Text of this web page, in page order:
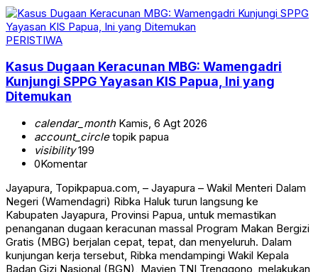
PERISTIWA
Kasus Dugaan Keracunan MBG: Wamengadri
Kunjungi SPPG Yayasan KIS Papua, Ini yang
Ditemukan
calendar_monthKamis, 6 Agt 2026
account_circletopik papua
visibility199
0Komentar
Jayapura, Topikpapua.com, – Jayapura – Wakil Menteri Dalam
Negeri (Wamendagri) Ribka Haluk turun langsung ke
Kabupaten Jayapura, Provinsi Papua, untuk memastikan
penanganan dugaan keracunan massal Program Makan Bergizi
Gratis (MBG) berjalan cepat, tepat, dan menyeluruh. Dalam
kunjungan kerja tersebut, Ribka mendampingi Wakil Kepala
Badan Gizi Nasional (BGN), Mayjen TNI Trenggono, melakukan